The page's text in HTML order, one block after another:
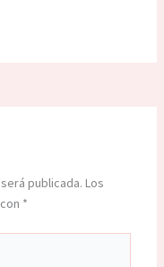
publicada. Los
*